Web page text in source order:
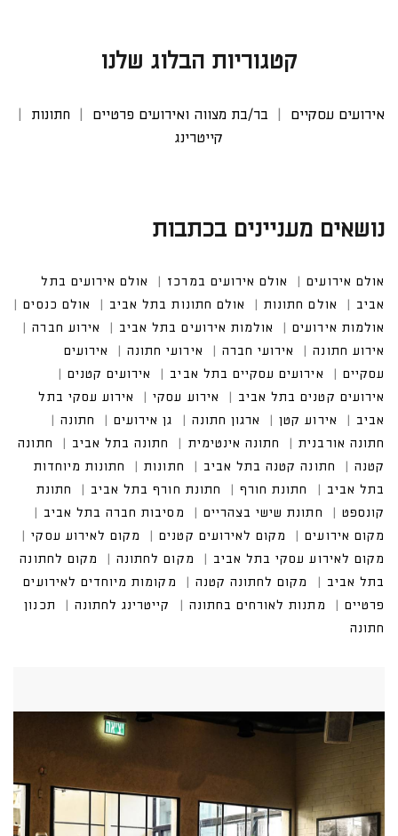
קטגוריות הבלוג שלנו
אירועים עסקיים בר/בת מצווה ואירועים פרטיים
חתונות
קייטרינג
נושאים מעניינים בכתבות
אולם אירועים אולם אירועים במרכז
אולם אירועים בתל
אביב
אולם חתונות אולם חתונות בתל אביב
אולם כנסים
אולמות אירועים
אולמות אירועים בתל אביב
אירוע חברה
אירוע חתונה
אירועי חברה אירועי חתונה
אירועים
עסקיים
אירועים עסקיים בתל אביב
אירועים קטנים
אירועים קטנים בתל אביב
אירוע עסקי
אירוע עסקי בתל
אביב
אירוע קטן ארגון חתונה גן אירועים
חתונה
חתונה אורבנית
חתונה אינטימית חתונה בתל אביב
חתונה
קטנה
חתונה קטנה בתל אביב חתונות
חתונות מיוחדות
בתל אביב
חתונת חורף חתונת חורף בתל אביב
חתונת
קונספט
חתונת שישי בצהריים
מסיבות חברה בתל אביב
מקום אירועים
מקום לאירועים קטנים
מקום לאירוע עסקי
מקום לאירוע עסקי בתל אביב
מקום לחתונה
מקום לחתונה
בתל אביב
מקום לחתונה קטנה
מקומות מיוחדים לאירועים
פרטיים
מתנות לאורחים בחתונה קייטרינג לחתונה
תכנון
חתונה